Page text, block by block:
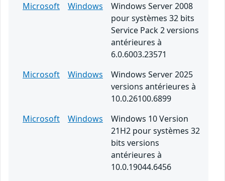
Microsoft
Windows
Windows Server 2008
pour systèmes 32 bits
Service Pack 2 versions
antérieures à
6.0.6003.23571
Microsoft
Windows
Windows Server 2025
versions antérieures à
10.0.26100.6899
Microsoft
Windows
Windows 10 Version
21H2 pour systèmes 32
bits versions
antérieures à
10.0.19044.6456